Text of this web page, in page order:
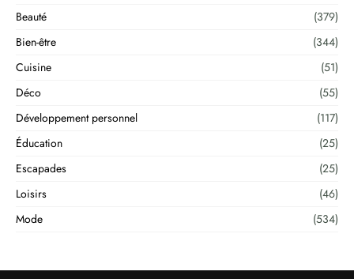
Beauté
(379)
Bien-être
(344)
Cuisine
(51)
Déco
(55)
Développement personnel
(117)
Éducation
(25)
Escapades
(25)
Loisirs
(46)
Mode
(534)